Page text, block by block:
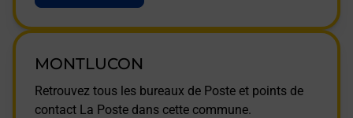
MONTLUCON
Retrouvez tous les bureaux de Poste et points de
contact La Poste dans cette commune.